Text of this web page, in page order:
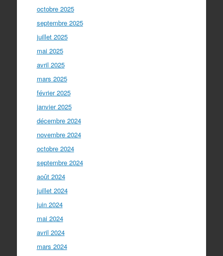
octobre 2025
septembre 2025
juillet 2025
mai 2025
avril 2025
mars 2025
février 2025
janvier 2025
décembre 2024
novembre 2024
octobre 2024
septembre 2024
août 2024
juillet 2024
juin 2024
mai 2024
avril 2024
mars 2024